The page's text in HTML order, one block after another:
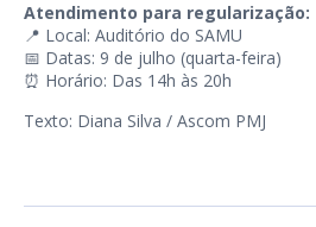
Atendimento para regularização:
📍 Local: Auditório do SAMU
📅 Datas: 9 de julho (quarta-feira)
⏰ Horário: Das 14h às 20h
Texto: Diana Silva / Ascom PMJ